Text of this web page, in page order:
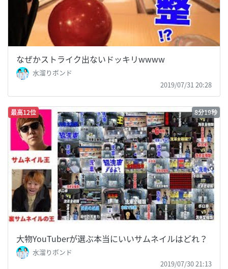
なぜかストライク出ないドッキリwwww
水溜りボンド
2019/07/31 20:28
最高12位 8分19秒
大物YouTuberが選ぶ本当にいいサムネイルはどれ？
水溜りボンド
2019/07/30 21:13